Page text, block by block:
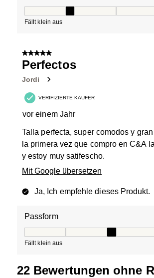
Fällt klein aus
5 von 5 Sternen.
Perfectos
Jordi
VERIFIZIERTE KÄUFER
vor einem Jahr
Talla perfecta, super comodos y
la primera vez que compro en C&A
y estoy muy satifescho.
Mit Google übersetzen
Ja, Ich empfehle dieses Produkt.
Passform
Fällt klein aus
22 Bewertungen ohne